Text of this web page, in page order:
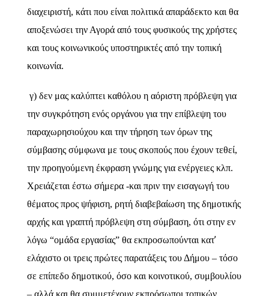
διαχειριστή, κάτι που είναι πολιτικά απαράδεκτο και θα
αποξενώσει την Αγορά από τους φυσικούς της χρήστες
και τους κοινωνικούς υποστηρικτές από την τοπική
κοινωνία.
γ) δεν μας καλύπτει καθόλου η αόριστη πρόβλεψη για
την συγκρότηση ενός οργάνου για την επίβλεψη του
παραχωρησιούχου και την τήρηση των όρων της
σύμβασης σύμφωνα με τους σκοπούς που έχουν τεθεί,
την προηγούμενη έκφραση γνώμης για ενέργειες κλπ.
Χρειάζεται έστω σήμερα -και πριν την εισαγωγή του
θέματος προς ψήφιση, ρητή διαβεβαίωση της δημοτικής
αρχής και γραπτή πρόβλεψη στη σύμβαση, ότι στην εν
λόγω “ομάδα εργασίας” θα εκπροσωπούνται κατ’
ελάχιστο οι τρεις πρώτες παρατάξεις του Δήμου – τόσο
σε επίπεδο δημοτικού, όσο και κοινοτικού, συμβουλίου